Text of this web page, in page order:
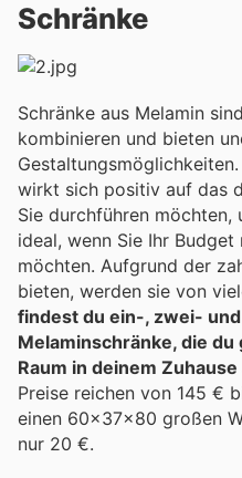
Schränke
Schränke aus Melamin
kombinieren und bieten
wirkt sich positiv auf das
Sie durchführen möchten,
ideal, wenn Sie Ihr
möchten. Aufgrund der
bieten, werden sie von
findest du ein-, zwei-
Melaminschränke, die du
Raum in deinem
Preise reichen von 145 €
einen 60x37x80 großen
nur 20 €.